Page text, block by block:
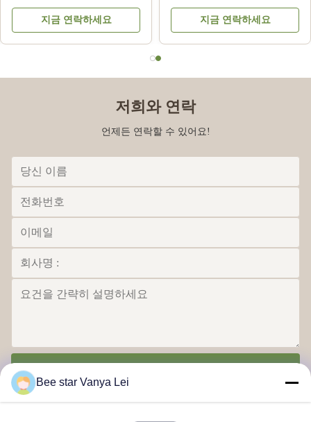
지금 연락하세요
품 보충제
지금 연락하세요
저희와 연락
언제든 연락할 수 있어요!
Bee star Vanya Lei